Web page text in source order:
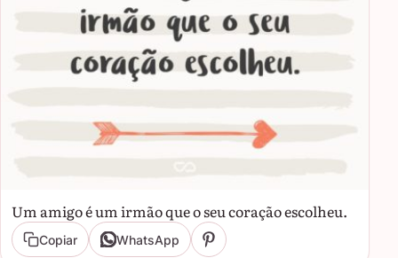
Um amigo é um irmão que o seu coração escolheu.
Copiar WhatsApp